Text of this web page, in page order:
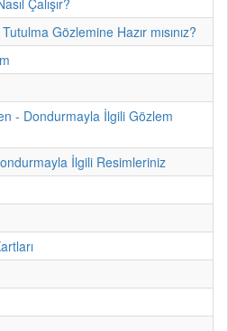
Gözlemine Hazır mısınız?
- Dondurmayla İlgili Gözlem
İlgili Resimleriniz